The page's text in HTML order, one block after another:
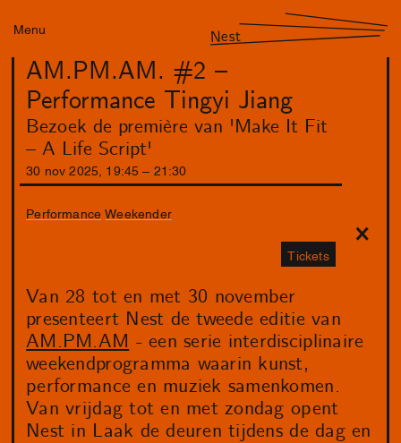
Menu Nest
AM.PM.AM. #2 –
Performance Tingyi Jiang
Bezoek de première van 'Make It Fit
– A Life Script'
30 nov 2025 19: 45 21 :30
Performance Weekender
Tickets
Van 28 tot en met 30 november
presenteert Nest de tweede editie van
AM.PM.AM - een serie interdisciplinaire
weekendprogramma waarin kunst,
performance en muziek samenkomen.
Van vrijdag tot en met zondag opent
Nest in Laak de deuren tijdens de dag en